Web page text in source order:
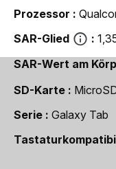
Prozessor
SAR-Glied
SAR-Wert am
SD-Karte
Serie
Galaxy Tab